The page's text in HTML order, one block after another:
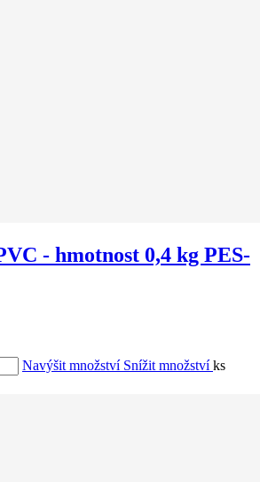
- hmotnost 0,4 kg PES-
Navýšit množství Snížit množstvíks